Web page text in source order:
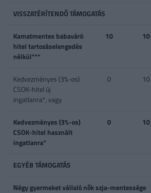
VISSZATÉRÍTENDŐ TÁMOGATÁS
Kamatmentes babaváró
hitel tartozáselengedés
nélkül***
10 10
Kedvezményes (3%-os)
CSOK-hitel új
ingatlanra*, vagy
0 10
Kedvezményes (3%-os)
CSOK-hitel használt
ingatlanra*
0 10
EGYÉB TÁMOGATÁS
Négy gyermeket vállaló nők szja-mentessége